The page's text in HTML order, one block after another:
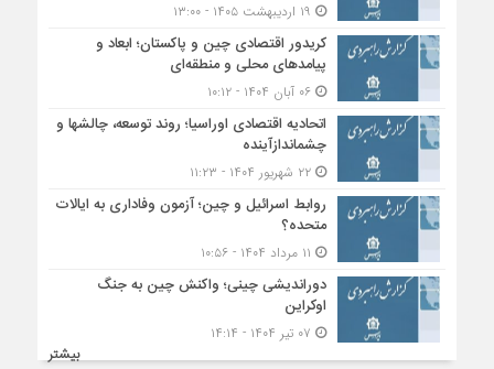
کریدور اقتصادی چین و پاکستان؛ ابعاد و
پیامدهای محلی و منطقه‌ای
۰۶ آبان ۱۴۰۴ - ۱۰:۱۲
اتحادیه اقتصادی اوراسیا؛ روند توسعه، چالشها و
چشماندازآینده
۲۲ شهریور ۱۴۰۴ - ۱۱:۲۳
روابط اسرائیل و چین؛ آزمون وفاداری به ایالات
متحده؟
دوراندیشی چینی؛ واکنش چین به جنگ
اوکراین
بیشتر